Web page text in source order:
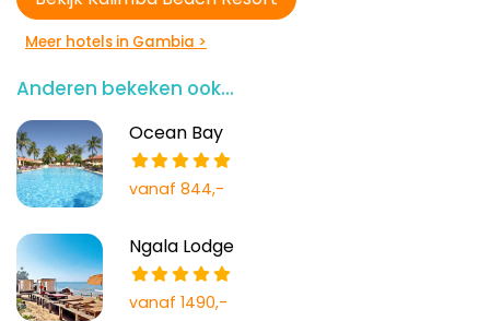
Meer hotels in Gambia >
Anderen bekeken ook...
Ocean Bay
vanaf 844,-
Ngala Lodge
vanaf 1490,-